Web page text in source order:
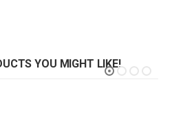
YOU MIGHT LIKE!